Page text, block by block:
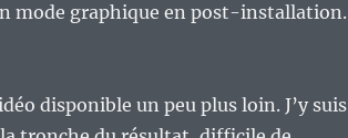
mode graphique en post-installation.
disponible un peu plus loin. J’y suis